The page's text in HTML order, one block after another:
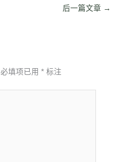
后一篇文章 →
必填项已用* 标注